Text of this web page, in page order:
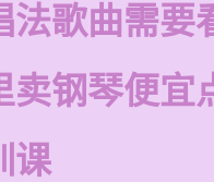
法歌曲需要
卖钢琴便宜
课